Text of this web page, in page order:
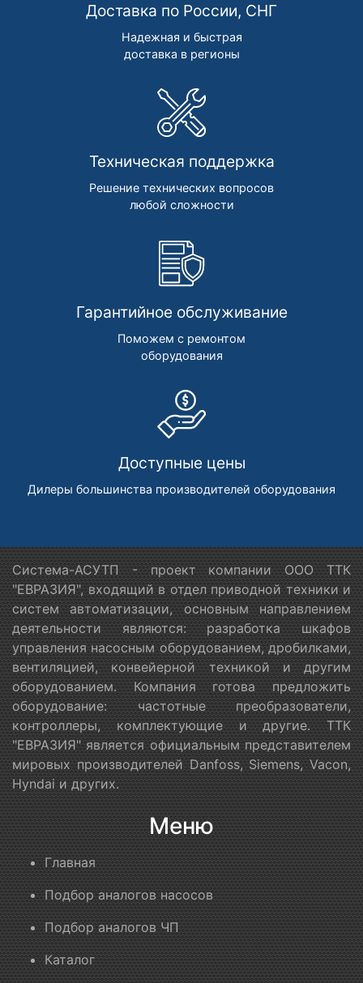
Доставка по России, СНГ
Надежная и быстрая
доставка в регионы
Техническая поддержка
Решение технических вопросов
любой сложности
Гарантийное обслуживание
Поможем с ремонтом
оборудования
Доступные цены
Дилеры большинства производителей оборудования
Система-АСУТП - проект компании ООО ТТК
"ЕВРАЗИЯ", входящий в отдел приводной техники и
систем автоматизации, основным направлением
деятельности являются: разработка шкафов
управления насосным оборудованием, дробилками,
вентиляцией, конвейерной техникой и другим
оборудованием. Компания готова предложить
оборудование: частотные преобразователи,
контроллеры, комплектующие и другие. ТТК
"ЕВРАЗИЯ" является официальным представителем
мировых производителей Danfoss, Siemens, Vacon,
Hyndai и других.
Меню
Главная
Подбор аналогов насосов
Подбор аналогов ЧП
Каталог